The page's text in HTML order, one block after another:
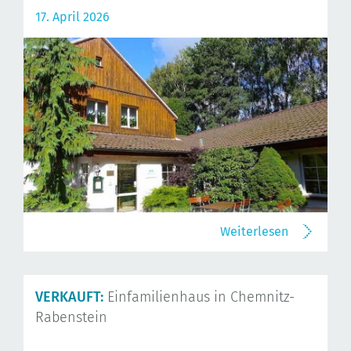
17. April 2026
Weiterlesen
VERKAUFT: Einfamilienhaus in Chemnitz-
Rabenstein